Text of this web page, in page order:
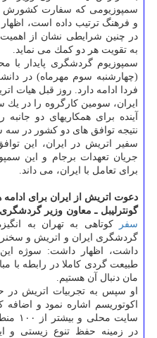
سمپوزیومی كه سفارت كشورش
و فرهنگ ترتیب داده است،
در چنین شرایطی نشان از اهمیت
به تقویت هر دو كمك می نماید.
سمپوزیوم گردشگری پایدار با
(چهارشنبه سوم مهرماه) در
فردا ادامه دارد. روز قبل هیات
ایران، سومین كارگروه را در یك
آینده برای همكاریهای دو
نتیجه توافق های دو كشور در
سفیر اتریش در ایران، این
جریان تعهدات برجام و این
برای تعامل با ایران، می داند.
دعوت اتریش از ایران برای ادامه
گونترلیبل ـ معاون وزیر
سفر
كوتاهی به تهران به
گردشگری ایران و اتریش و
داشت، اظهار داشت: سوژه
طبیعت گردی كاملا در رابطه با
مان دنبال آن هستیم.
او سپس به تجربیات اتریش
سایت
در زمینه حفظ تنوع زیستی و